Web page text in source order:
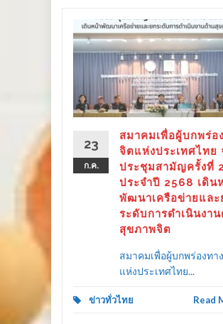
More
23
ก.ค.
สมาคมเพื่อผู้บกพร่อ
จิตแห่งประเทศไทย
ประชุมสามัญครั้งที่
ประจำปี 2568 เดิน
พัฒนาเครือข่ายและ
ระดับการดำเนินงา
สุขภาพจิต
สมาคมเพื่อผู้บกพร่องทา
แห่งประเทศไทย...
ข่าวทั่วไทย Read